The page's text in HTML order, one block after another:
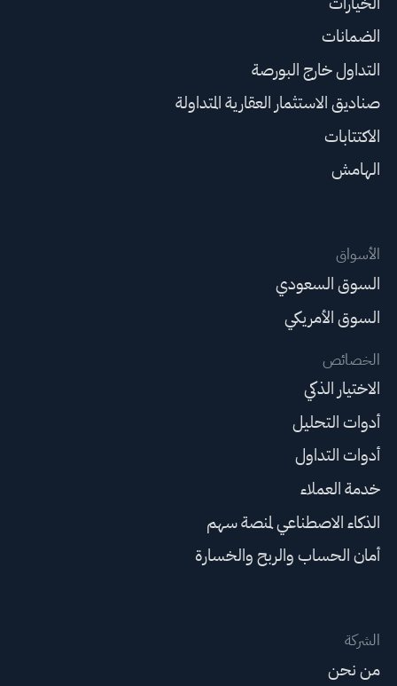
الضمانات
التداول خارج البورصة
صناديق الاستثمار العقارية المتداولة
الاكتتابات
الهامش
الأسواق
السوق السعودي
السوق الأمريكي
الخصائص
الاختيار الذكي
أدوات التحليل
أدوات التداول
خدمة العملاء
الذكاء الاصطناعي لمنصة سهم
أمان الحساب والربح والخسارة
الشركة
من نحن